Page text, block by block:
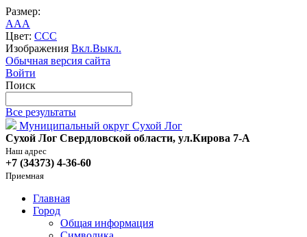
Размер:
AAA
Цвет: CCC
Изображения Вкл.Выкл.
Обычная версия сайта
Войти
Поиск
Все результаты
Муниципальный округ Сухой Лог
Сухой Лог Свердловской области, ул.Кирова 7-А
Наш адрес
+7 (34373) 4-36-60
Приемная
Главная
Город
Общая информация